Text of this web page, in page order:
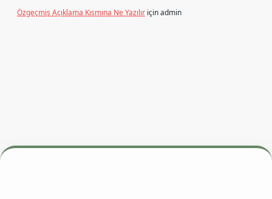
Özgeçmiş Açıklama Kısmına Ne Yazılır içinadmin
betexper.xyzm elexbet